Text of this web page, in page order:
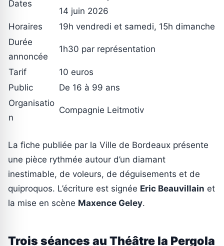
Dates
14 juin 2026
Horaires
19h vendredi et samedi, 15h dimanche
Durée
annoncée
1h30 par représentation
Tarif
10 euros
Public
De 16 à 99 ans
Organisatio
n
Compagnie Leitmotiv
La fiche publiée par la Ville de Bordeaux présente
une pièce rythmée autour d’un diamant
inestimable, de voleurs, de déguisements et de
quiproquos. L’écriture est signée Eric Beauvillain et
la mise en scène Maxence Geley.
Trois séances au Théâtre la Pergola